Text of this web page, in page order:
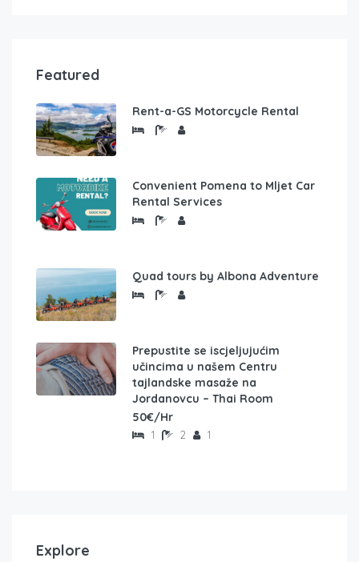
Featured
Rent-a-GS Motorcycle Rental
Convenient Pomena to Mljet Car
Rental Services
Quad tours by Albona Adventure
Prepustite se iscjeljujućim
učincima u našem Centru
tajlandske masaže na
Jordanovcu – Thai Room
50€/Hr
1 2 1
Explore